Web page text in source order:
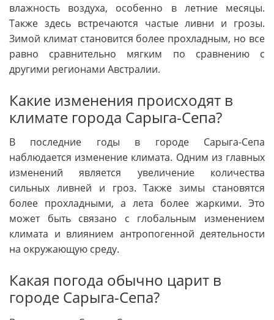
влажность воздуха, особенно в летние месяцы.
Также здесь встречаются частые ливни и грозы.
Зимой климат становится более прохладным, но все
равно сравнительно мягким по сравнению с
другими регионами Австралии.
Какие изменения происходят в
климате города Сарыга-Сепа?
В последние годы в городе Сарыга-Сепа
наблюдается изменение климата. Одним из главных
изменений является увеличение количества
сильных ливней и гроз. Также зимы становятся
более прохладными, а лета более жаркими. Это
может быть связано с глобальным изменением
климата и влиянием антропогенной деятельности
на окружающую среду.
Какая погода обычно царит в
городе Сарыга-Сепа?